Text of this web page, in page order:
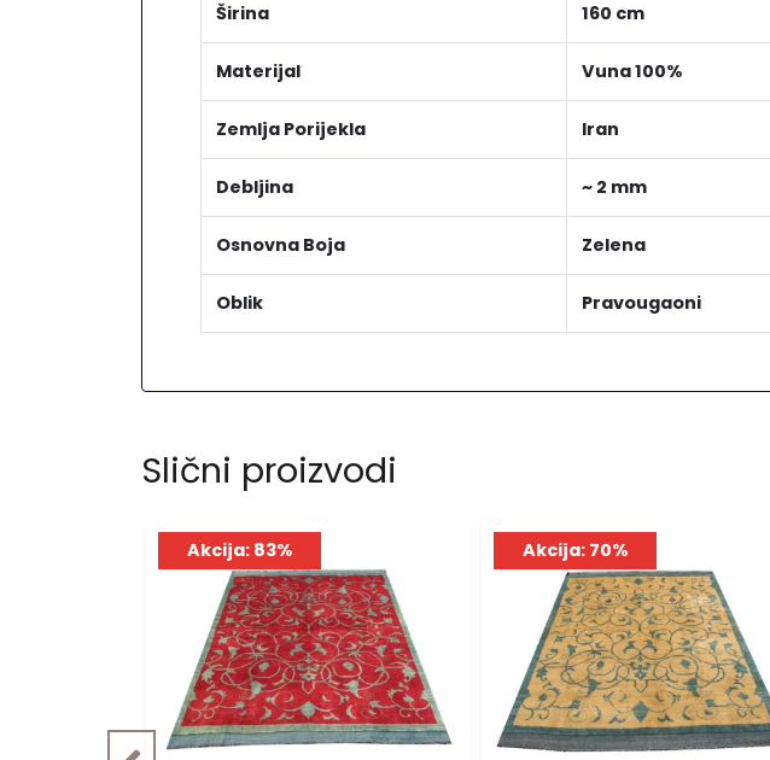
Širina 160 cm
Materijal Vuna 100%
Zemlja Porijekla Iran
Debljina ~ 2 mm
Osnovna Boja Zelena
Oblik Pravougaoni
Slični proizvodi
Akcija: 83% Akcija: 70%